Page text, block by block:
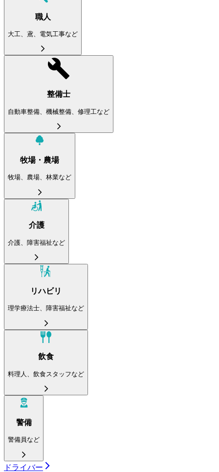
職人
大工、鳶、電気工事など
整備士
自動車整備、機械整備、修理工など
牧場・農場
牧場、農場、林業など
介護
介護、障害福祉など
リハビリ
理学療法士、障害福祉など
飲食
料理人、飲食スタッフなど
警備
警備員など
ドライバー